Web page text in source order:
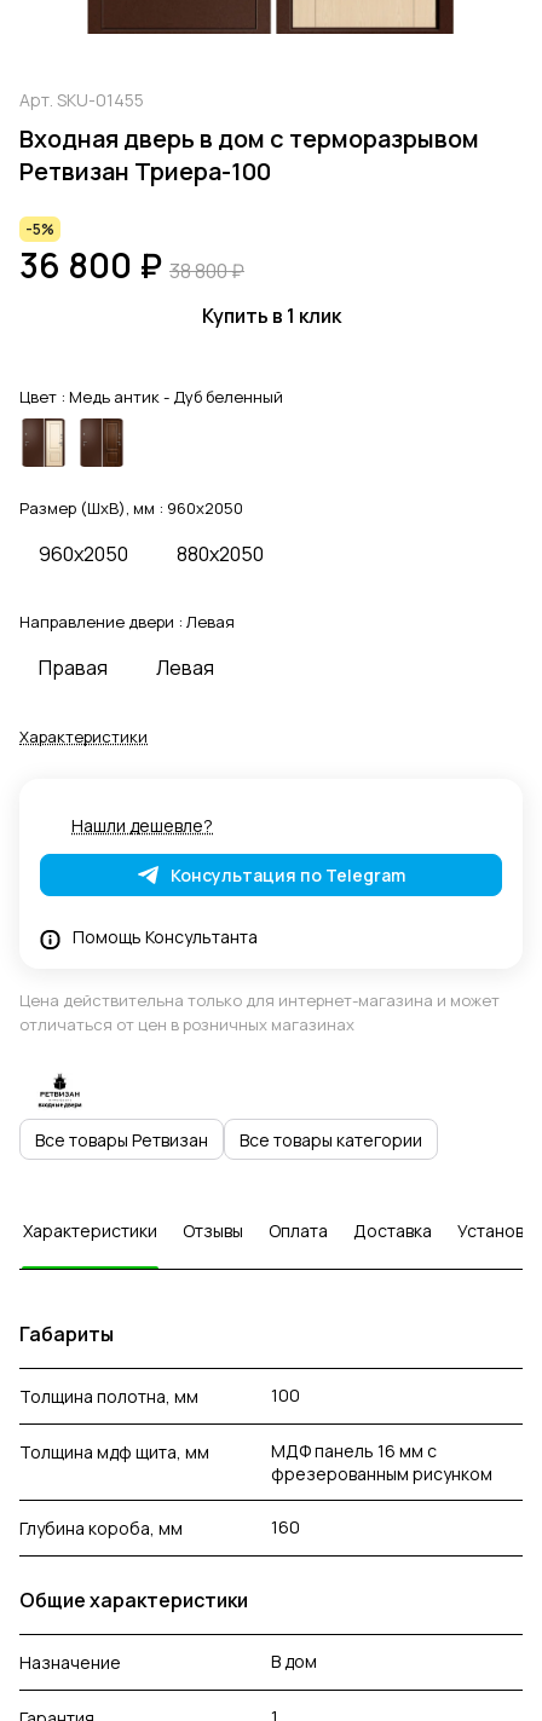
Арт. SKU-01455
Входная дверь в дом с терморазрывом
Ретвизан Триера-100
-5%
36 800 ₽ 38 800 ₽
Купить в 1 клик
Цвет : Медь антик - Дуб беленный
Размер (ШхВ), мм : 960x2050
960x2050 880x2050
Направление двери : Левая
Правая Левая
Характеристики
Нашли дешевле?
Консультация по Telegram
Помощь Консультанта
Цена действительна только для интернет-магазина и может
отличаться от цен в розничных магазинах
Все товары Ретвизан Все товары категории
Характеристики Отзывы Оплата Доставка Установка
Габариты
Толщина полотна, мм 100
Толщина мдф щита, мм
МДФ панель 16 мм с
фрезерованным рисунком
Глубина короба, мм 160
Общие характеристики
Назначение В дом